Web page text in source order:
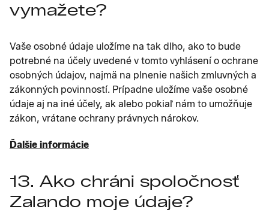
vymažete?
Vaše osobné údaje uložíme na tak dlho, ako to bude
potrebné na účely uvedené v tomto vyhlásení o ochrane
osobných údajov, najmä na plnenie našich zmluvných a
zákonných povinností. Prípadne uložíme vaše osobné
údaje aj na iné účely, ak alebo pokiaľ nám to umožňuje
zákon, vrátane ochrany právnych nárokov.
Ďalšie informácie
13. Ako chráni spoločnosť
Zalando moje údaje?